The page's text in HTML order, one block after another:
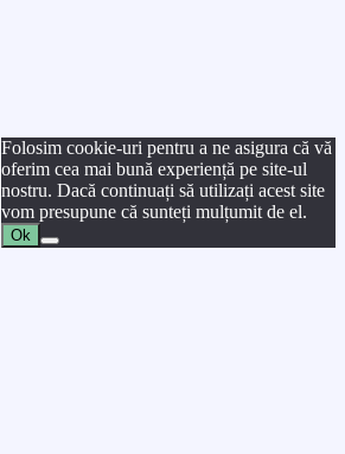
Folosim cookie-uri pentru a ne asigura că vă
oferim cea mai bună experiență pe site-ul
nostru. Dacă continuați să utilizați acest site
vom presupune că sunteți mulțumit de el.
Ok